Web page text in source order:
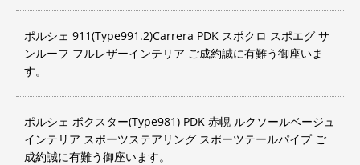
ポルシェ 911(Type991.2)Carrera PDK スポクロ スポエグ サ
ンルーフ フルレザーインテリア ご成約誠に有難う御座いま
す。
ポルシェ ボクスター(Type981) PDK 赤幌 ルクソールベージュ
インテリア スポーツステアリング スポーツテールパイプ ご
成約誠に有難う御座います。